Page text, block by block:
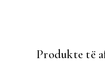
Produkte të